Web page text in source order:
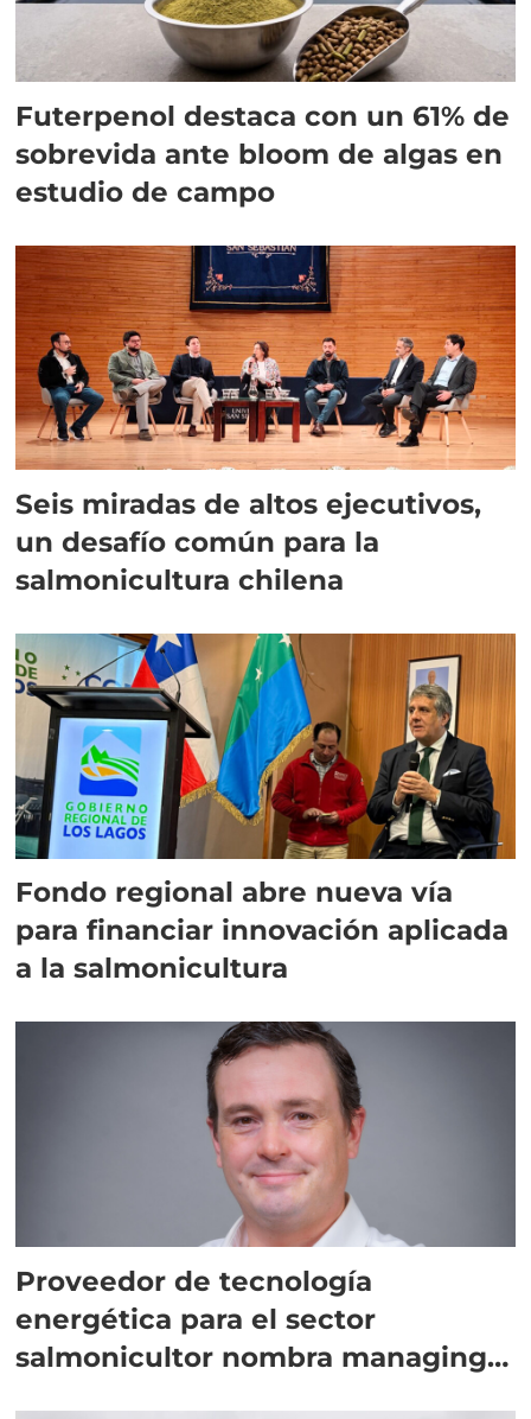
Futerpenol destaca con un 61% de
sobrevida ante bloom de algas en
estudio de campo
Seis miradas de altos ejecutivos,
un desafío común para la
salmonicultura chilena
Fondo regional abre nueva vía
para financiar innovación aplicada
a la salmonicultura
Proveedor de tecnología
energética para el sector
salmonicultor nombra managing